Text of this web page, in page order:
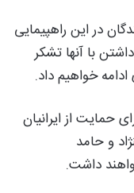
در این راهپیمایی
با آنها تشکر
خواهیم داد.
برای حمایت از ایرانیان
و حامد
داشت.